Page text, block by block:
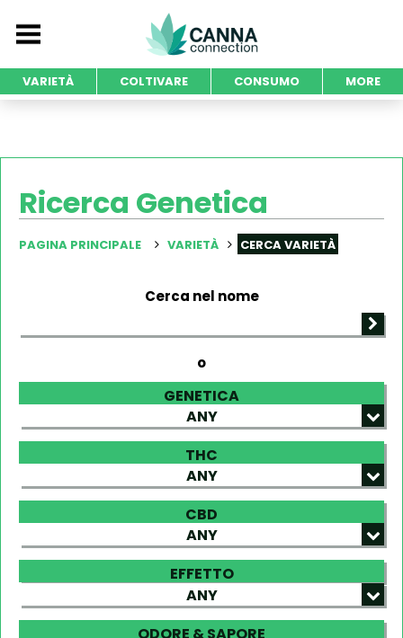
VARIETÀ COLTIVARE CONSUMO MORE
Ricerca Genetica
PAGINA PRINCIPALE VARIETÀ CERCA VARIETÀ
Cerca nel nome
o
GENETICA
ANY
THC
ANY
CBD
ANY
EFFETTO
ANY
ODORE & SAPORE